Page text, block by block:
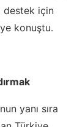
destek için
konuştu.
yanı sıra